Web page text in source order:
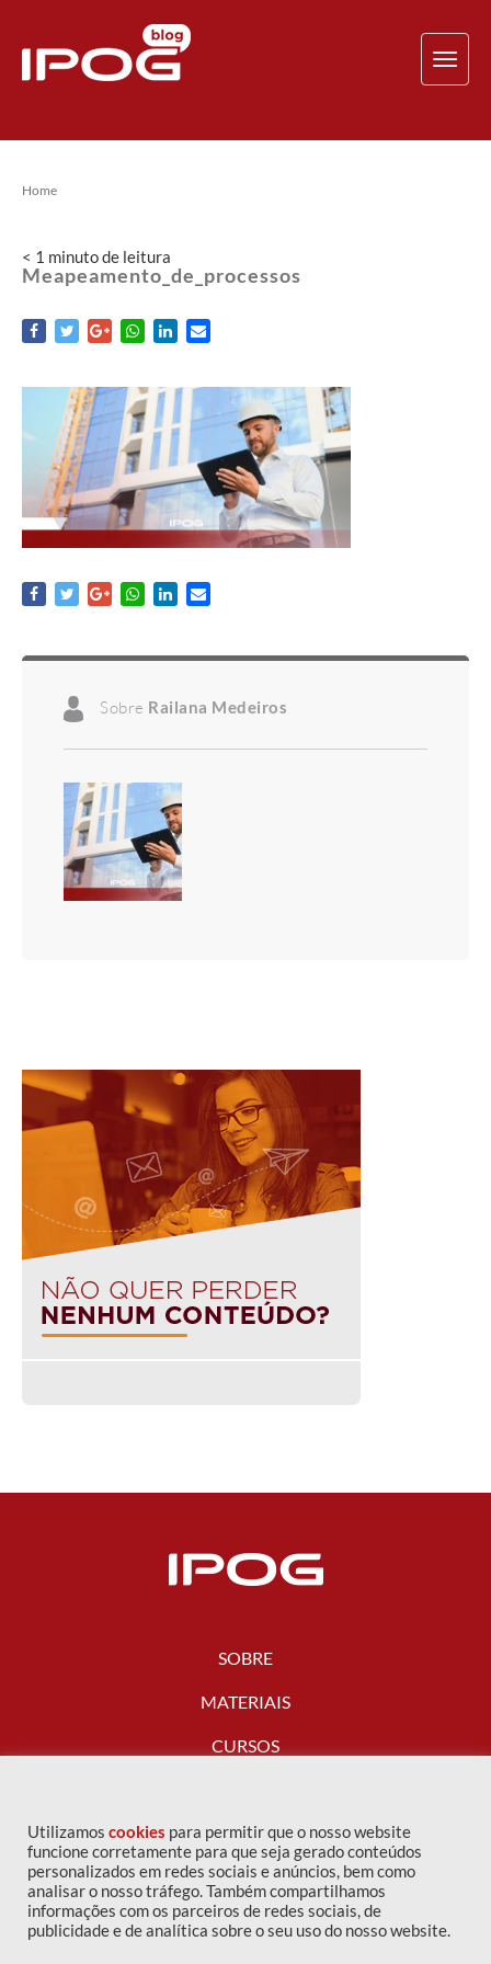
Home
< 1 minutode leitura
Meapeamento_de_processos
Sobre Railana Medeiros
SOBRE
MATERIAIS
CURSOS
FALE CONOSCO
Utilizamos cookies para permitir que o nosso website
funcione corretamente para que seja gerado conteúdos
personalizados em redes sociais e anúncios, bem como
analisar o nosso tráfego. Também compartilhamos
informações com os parceiros de redes sociais, de
publicidade e de analítica sobre o seu uso do nosso website.